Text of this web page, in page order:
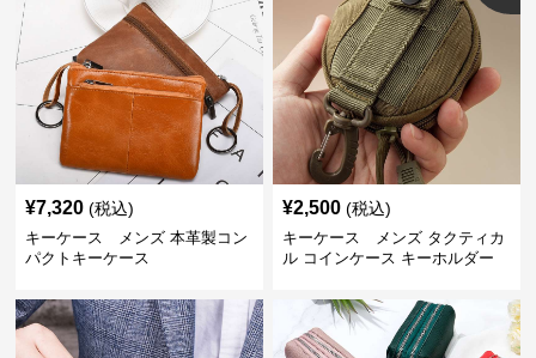
¥7,320 (税込)
キーケース メンズ 本革製コン
パクトキーケース
¥2,500 (税込)
キーケース メンズ タクティカ
ル コインケース キーホルダー